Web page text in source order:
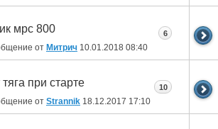
мрс 800
от Митрич 10.01.2018 08:40
6
тяга при старте
от Strannik 18.12.2017 17:10
10